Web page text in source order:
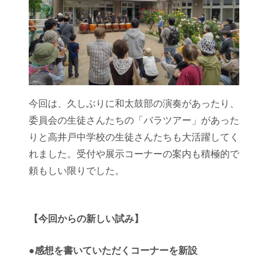
今回は、久しぶりに和太鼓部の演奏があったり、
委員会の生徒さんたちの「バラツアー」があった
りと高井戸中学校の生徒さんたちも大活躍してく
れました。受付や展示コーナーの案内も積極的で
頼もしい限りでした。
【今回からの新しい試み】
●感想を書いていただくコーナーを新設